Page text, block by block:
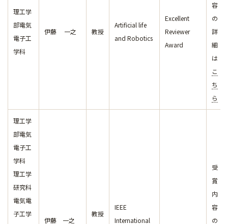
理工学
部電気
電子工
学科
伊藤 一之 教授
Artificial life
and Robotics
Excellent
Reviewer
Award
容
の
詳
細
は
こ
ち
ら
理工学
部電気
電子工
学科
理工学
研究科
電気電
子工学
伊藤 一之
教授
IEEE
International
受
賞
内
容
の